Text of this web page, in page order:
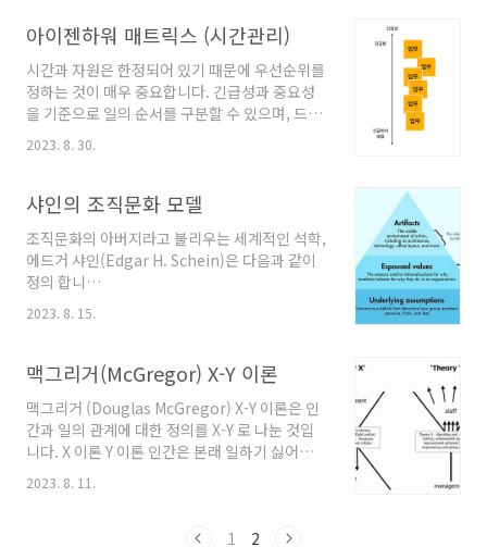
향 (개방체계 모형, 혁신지향적) - 상황 변화에 빠
반응하며, 위험을 감수 - 업무단위는 프로젝트 목
적에 따라 유연하게 구성됨 장점 : 보유한 지식,
기술 및 자원을 최적으로 사용할 수 있어 효율적
임 (조직의 성장과 발전, 도전의식, 모험성, 창의
프로세스 미진으로 루틴한..
아이젠하워 매트릭스 (시간관리)
시간과 자원은 한정되어 있기 때문에 우선순위를
정하는 것이 매우 중요합니다. 긴급성과 중요성
을 기준으로 일의 순서를 구분할 수 있으며, 드와
이스 아이젠하워 미국 34대 대통령은 "긴급한 문
제"와 "중요한 문제"로 정의하였고, "긴급한 것
다"고 한 대학 총창의 말을 인용하여 연설 하였습
습관' 이라는 책을 통해 대중화 되었습니다. 긴급
함 긴급하지 않음 중요함 1사분면 (실행) - 회의
준비 - 제출 자료 - 돌발 상황 2사분면 (스케줄링)
- 인간관계, 가치관 - 자기개발 중요하지 않음 3
무를 함에 있어서 우선순위..
2023. 8. 30.
샤인의 조직문화 모델
조직문화의 아버지라고 불리우는 세계적인 석학,
에드거 샤인(Edgar H. Schein)은 다음과 같이
정의 합니
다.“The culture of a group can be defined as the
직문화란 한 조직이 외부 환경에 적응하고..
2023. 8. 15.
맥그리거(McGregor) X-Y 이론
맥그리거 (Douglas McGregor) X-Y 이론은 인
간과 일의 관계에 대한 정의를 X-Y 로 나눈 것입
니다. X 이론 Y 이론 인간은 본래 일하기 싫어함
성을 위해 감독과 지시로 관리해야함 목표에 동
지시를 받고자 함 책임을 수용하고 감수하려고
2023. 8. 11.
1 2